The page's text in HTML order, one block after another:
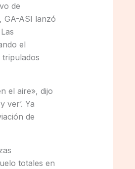
de
GA-ASI lanzó
el
tripulados
el aire», dijo
ver’. Ya
de
totales en